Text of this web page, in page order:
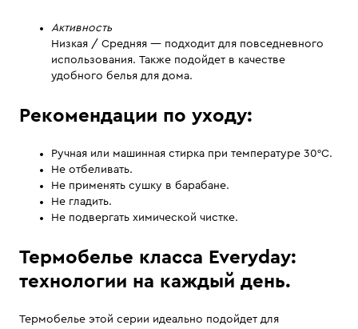
Активность
Низкая / Средняя — подходит для повседневного
использования. Также подойдет в качестве
удобного белья для дома.
Рекомендации по уходу:
Ручная или машинная стирка при температуре 30°С.
Не отбеливать.
Не применять сушку в барабане.
Не гладить.
Не подвергать химической чистке.
Термобелье класса Everyday:
технологии на каждый день.
Термобелье этой серии идеально подойдет для